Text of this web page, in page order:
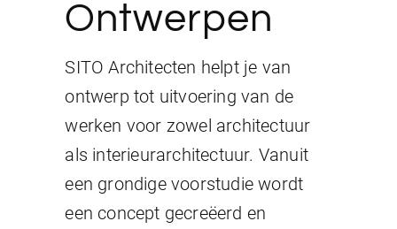
Ontwerpen
SITO Architecten helpt je van
ontwerp tot uitvoering van de
werken voor zowel architectuur
als interieurarchitectuur. Vanuit
een grondige voorstudie wordt
een concept gecreëerd en